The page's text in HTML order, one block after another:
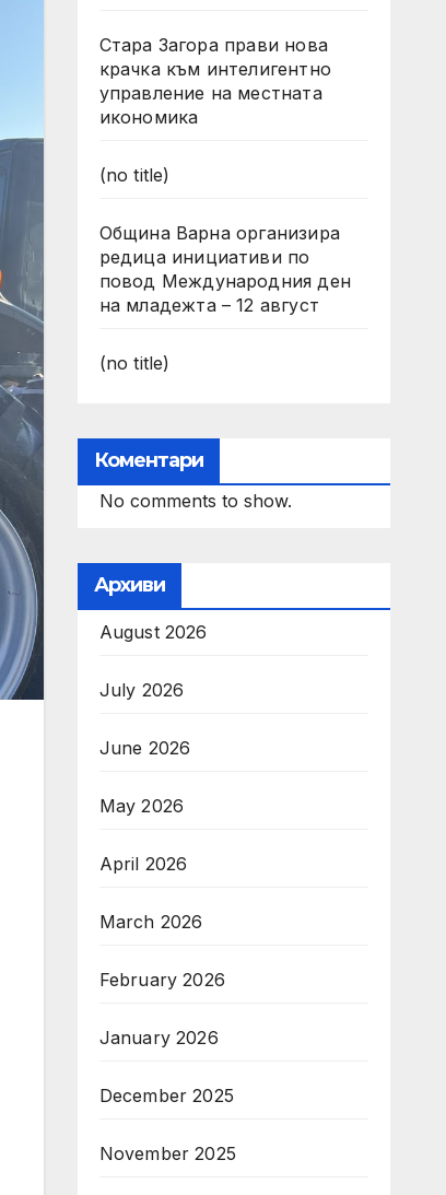
Стара Загора прави нова
крачка към интелигентно
управление на местната
икономика
(no title)
Община Варна организира
редица инициативи по
повод Международния ден
на младежта – 12 август
(no title)
Коментари
No comments to show.
Архиви
August 2026
July 2026
June 2026
May 2026
April 2026
March 2026
February 2026
January 2026
December 2025
November 2025